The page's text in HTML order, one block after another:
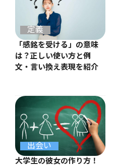
定義
「感銘を受ける」の意味
は？正しい使い方と例
文・言い換え表現を紹介
出会い
大学生の彼女の作り方！